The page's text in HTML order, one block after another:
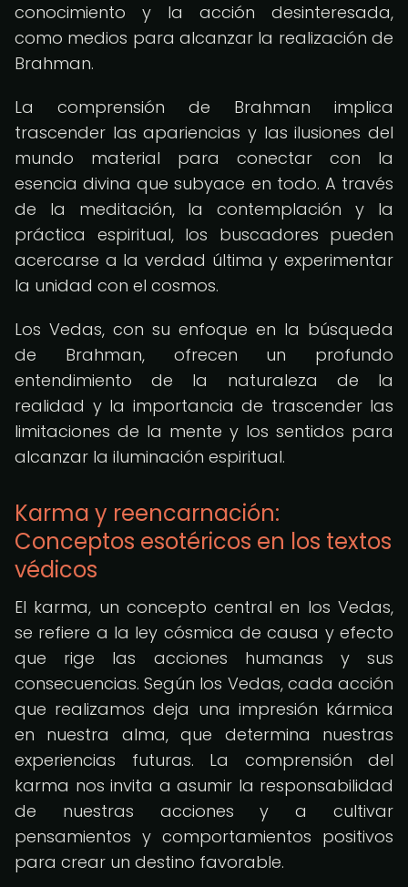
conocimiento y la acción desinteresada,
como medios para alcanzar la realización de
Brahman.
La comprensión de Brahman implica
trascender las apariencias y las ilusiones del
mundo material para conectar con la
esencia divina que subyace en todo. A través
de la meditación, la contemplación y la
práctica espiritual, los buscadores pueden
acercarse a la verdad última y experimentar
la unidad con el cosmos.
Los Vedas, con su enfoque en la búsqueda
de Brahman, ofrecen un profundo
entendimiento de la naturaleza de la
realidad y la importancia de trascender las
limitaciones de la mente y los sentidos para
alcanzar la iluminación espiritual.
Karma y reencarnación:
Conceptos esotéricos en los textos
védicos
El karma, un concepto central en los Vedas,
se refiere a la ley cósmica de causa y efecto
que rige las acciones humanas y sus
consecuencias. Según los Vedas, cada acción
que realizamos deja una impresión kármica
en nuestra alma, que determina nuestras
experiencias futuras. La comprensión del
karma nos invita a asumir la responsabilidad
de nuestras acciones y a cultivar
pensamientos y comportamientos positivos
para crear un destino favorable.